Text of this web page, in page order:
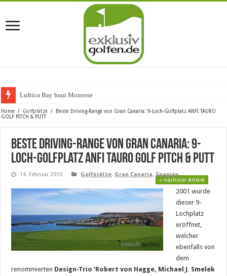
Luštica Bay baut Montenegros ers
Home / Golfplätze /
Beste Driving-Range von Gran Canaria: 9-Loch-Golfplatz ANFI TAURO
GOLF PITCH & PUTT
Beste Driving-Range von Gran Canaria: 9-
Loch-Golfplatz ANFI TAURO GOLF PITCH & PUTT
14. Februar 2010 Golfplätze, Gran Canaria,Spanien
» nächster Artikel
2001 wurde
dieser 9-
Lochplatz
eröffnet,
welcher
ebenfalls von
dem
renommierten Design-Trio‘Robert von Hagge, Michael J. Smelek